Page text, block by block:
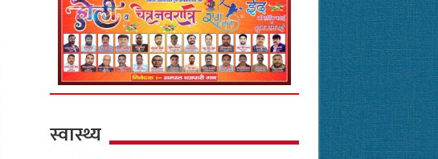
स्वास्थ्य